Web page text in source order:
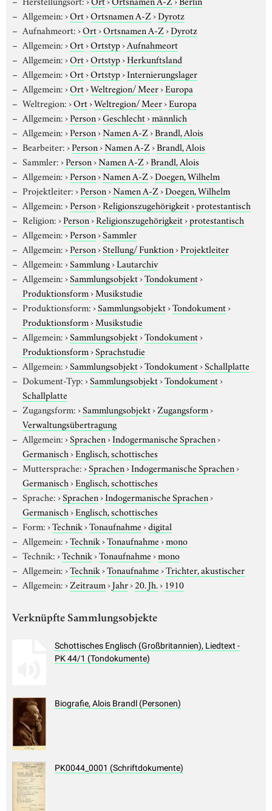
Allgemein:›Ort›Ortsnamen A-Z›Dyrotz
Aufnahmeort:›Ort›Ortsnamen A-Z›Dyrotz
Allgemein:›Ort›Ortstyp›Aufnahmeort
Allgemein:›Ort›Ortstyp›Herkunftsland
Allgemein:›Ort›Ortstyp›Internierungslager
Allgemein:›Ort›Weltregion/ Meer›Europa
Weltregion:›Ort›Weltregion/ Meer›Europa
Allgemein:›Person›Geschlecht›männlich
Allgemein:›Person›Namen A-Z›Brandl, Alois
Bearbeiter:›Person›Namen A-Z›Brandl, Alois
Sammler:›Person›Namen A-Z›Brandl, Alois
Allgemein:›Person›Namen A-Z›Doegen, Wilhelm
Projektleiter:›Person›Namen A-Z›Doegen, Wilhelm
Allgemein:›Person›Religionszugehörigkeit›protestantisch
Religion:›Person›Religionszugehörigkeit›protestantisch
Allgemein:›Person›Sammler
Allgemein:›Person›Stellung/ Funktion›Projektleiter
Allgemein:›Sammlung›Lautarchiv
Allgemein:›Sammlungsobjekt›Tondokument›
Produktionsform›Musikstudie
Produktionsform:›Sammlungsobjekt›Tondokument›
Produktionsform›Musikstudie
Allgemein:›Sammlungsobjekt›Tondokument›
Produktionsform›Sprachstudie
Allgemein:›Sammlungsobjekt›Tondokument›Schallplatte
Dokument-Typ:›Sammlungsobjekt›Tondokument›
Schallplatte
Zugangsform:›Sammlungsobjekt›Zugangsform›
Verwaltungsübertragung
Allgemein:›Sprachen›Indogermanische Sprachen›
Germanisch›Englisch, schottisches
Muttersprache:›Sprachen›Indogermanische Sprachen›
Germanisch›Englisch, schottisches
Sprache:›Sprachen›Indogermanische Sprachen›
Germanisch›Englisch, schottisches
Form:›Technik›Tonaufnahme›digital
Allgemein:›Technik›Tonaufnahme›mono
Technik:›Technik›Tonaufnahme›mono
Allgemein:›Technik›Tonaufnahme›Trichter, akustischer
Allgemein:›Zeitraum›Jahr›20. Jh.› 1910
Verknüpfte Sammlungsobjekte
Schottisches Englisch (Großbritannien), Liedtext -
PK 44/1 (Tondokumente)
Biografie, Alois Brandl (Personen)
PK0044_0001 (Schriftdokumente)